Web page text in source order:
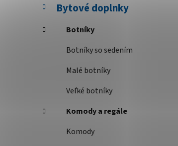
Bytové doplnky
Botníky
Botníky so sedením
Malé botníky
Veľké botníky
Komody a regále
Komody